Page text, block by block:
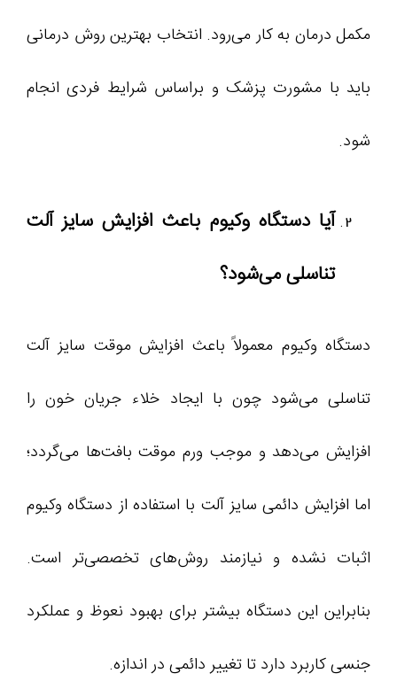
مکمل درمان به کار می‌رود. انتخاب بهترین روش درمانی
باید با مشورت پزشک و براساس شرایط فردی انجام
شود.
آیا دستگاه وکیوم باعث افزایش سایز آلت
تناسلی می‌شود؟
دستگاه وکیوم معمولاً باعث افزایش موقت سایز آلت
تناسلی می‌شود چون با ایجاد خلاء جریان خون را
افزایش می‌دهد و موجب ورم موقت بافت‌ها می‌گردد؛
اما افزایش دائمی سایز آلت با استفاده از دستگاه وکیوم
اثبات نشده و نیازمند روش‌های تخصصی‌تر است.
بنابراین این دستگاه بیشتر برای بهبود نعوظ و عملکرد
جنسی کاربرد دارد تا تغییر دائمی در اندازه.